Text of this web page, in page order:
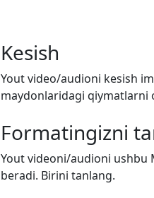
Kesish
Yout video/audioni kesish
maydonlaridagi qiymatlarni
Formatingizni
Yout videoni/audioni ushbu
beradi. Birini tanlang.